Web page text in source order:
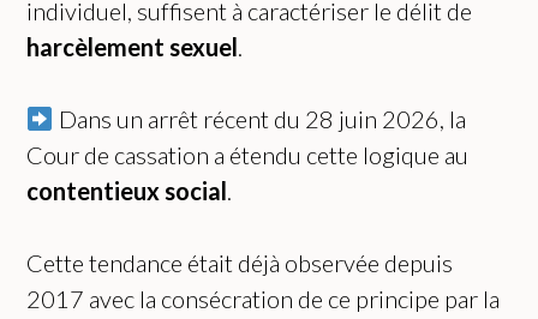
individuel, suffisent à caractériser le délit de
harcèlement sexuel.
Dans un arrêt récent du 28 juin 2026, la
Cour de cassation a étendu cette logique au
contentieux social.
Cette tendance était déjà observée depuis
2017 avec la consécration de ce principe par la